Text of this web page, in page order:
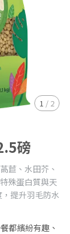
1 / 2
磅
苣、水田芥、
殊蛋白質與天
提升羽毛防水
都繽紛有趣、